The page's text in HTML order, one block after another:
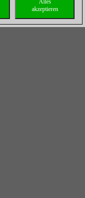
Alles
akzeptieren